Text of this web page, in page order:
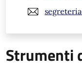
Strumenti